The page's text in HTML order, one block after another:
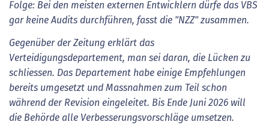
Folge: Bei den meisten externen Entwicklern dürfe das VBS
gar keine Audits durchführen, fasst die "NZZ" zusammen.
Gegenüber der Zeitung erklärt das
Verteidigungsdepartement, man sei daran, die Lücken zu
schliessen. Das Departement habe einige Empfehlungen
bereits umgesetzt und Massnahmen zum Teil schon
während der Revision eingeleitet. Bis Ende Juni 2026 will
die Behörde alle Verbesserungsvorschläge umsetzen.